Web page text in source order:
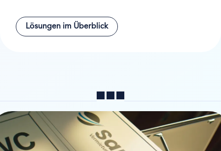
Lösungen im Überblick